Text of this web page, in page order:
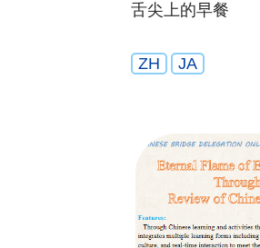
舌尖上的早餐
ZH JA